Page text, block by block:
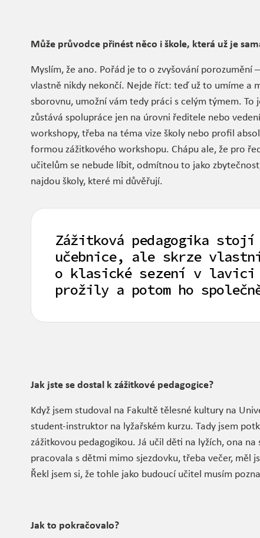
Může průvodce přinést něco i škole, která už je
Myslím, že ano. Pořád je to o zvyšování porozumění
vlastně nikdy nekončí. Nejde říct: teď už to umíme a
sborovnu, umožní vám tedy práci s celým týmem.
zůstává spolupráce jen na úrovni ředitele nebo
workshopy, třeba na téma vize školy nebo profil
formou zážitkového workshopu. Chápu ale, že pro
učitelům se nebude líbit, odmítnou to jako
najdou školy, které mi důvěřují.
Zážitková pedagogika
učebnice, ale skrze
o klasické sezení v
prožily a potom ho
Jak jste se dostal k zážitkové pedagogice?
Když jsem studoval na Fakultě tělesné kultury na
student-instruktor na lyžařském kurzu. Tady jsem
zážitkovou pedagogikou. Já učil děti na lyžích, ona
pracovala s dětmi mimo sjezdovku, třeba večer, měl
Řekl jsem si, že tohle jako budoucí učitel musím
Jak to pokračovalo?